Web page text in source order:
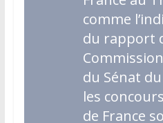
comme
du rapport
du Sénat
les
de France